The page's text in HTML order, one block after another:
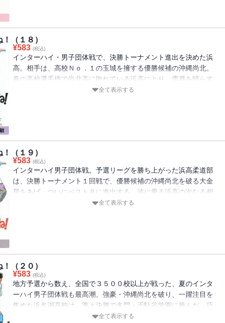
（１８）
¥583 (税込)
インターハイ・男子団体戦で、決勝トーナメント進出を決めた浜
高。相手は、高校Ｎｏ．１の玉城を擁する優勝候補の沖縄尚北。
春の高校選手権で尚北高に敗れている浜高にとり、雪辱を晴らす
絶好のチャンス。だが、善戦むなしく先鋒・宮崎が、逆転の一本
全て表示する
（１９）
¥583 (税込)
インターハイ男子団体戦。予選リーグを勝ち上がった浜高柔道部
は、決勝トーナメント１回戦で、優勝候補の沖縄尚北を破る大金
星をあげ、ついにベスト８に進出する。波に乗る浜高の次なる相
手は、超強豪・千駄谷学園。完治していない肩からテーピングを
全て表示する
（２０）
¥583 (税込)
地方予選から数え、全国で３５００校以上が戦った、夏のインタ
ーハイ男子団体戦も最高潮。強豪・沖縄尚北を破り、一躍注目を
集めた浜名湖高校は、準々決勝で名門・千駄谷学園に挑んだ。巧
が一矢報いるものの、団体での負けが決定。そして、インターハ
全て表示する